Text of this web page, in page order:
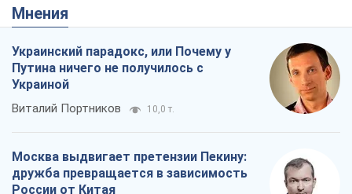
Мнения
Украинский парадокс, или Почему у
Путина ничего не получилось с
Украиной
Виталий Портников 10,0 т.
Москва выдвигает претензии Пекину:
дружба превращается в зависимость
России от Китая